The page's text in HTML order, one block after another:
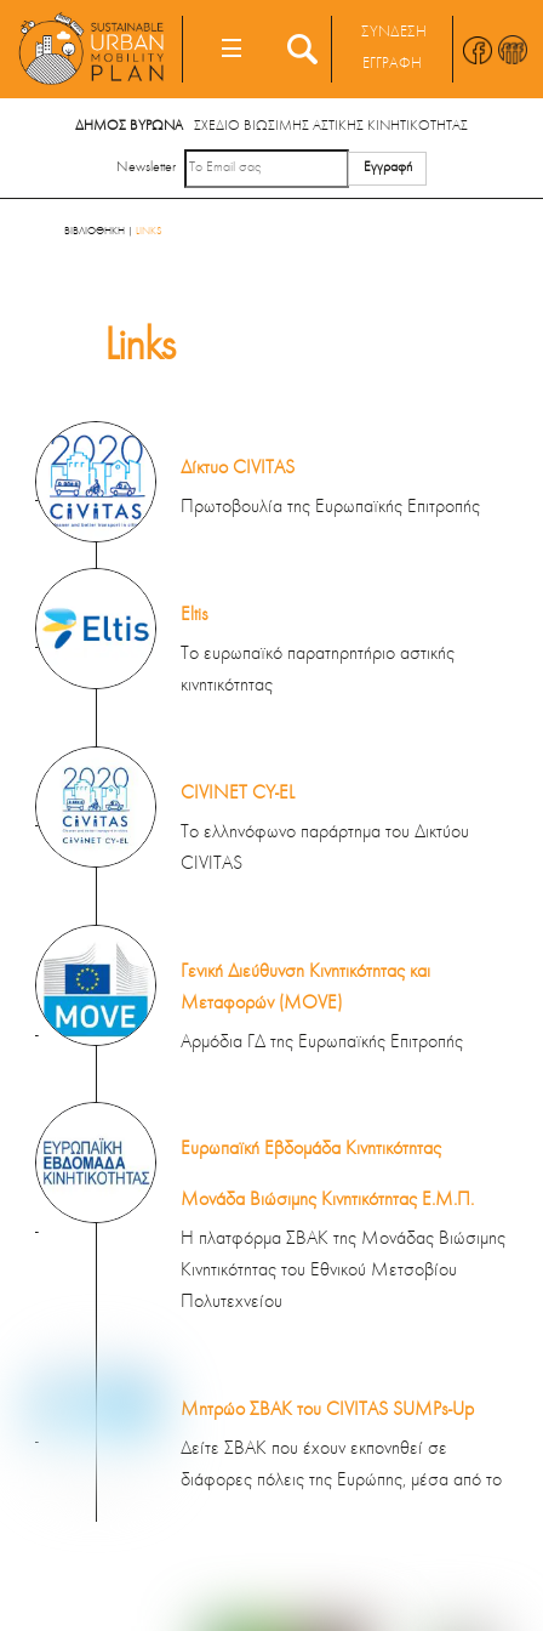
content
MENU
ΣΥΝΔΕΣΗ
ΕΓΓΡΑΦΗ
ΔΗΜΟΣ ΒΥΡΩΝΑ ΣΧΕΔΙΟ ΒΙΩΣΙΜΗΣ ΑΣΤΙΚΗΣ ΚΙΝΗΤΙΚΟΤΗΤΑΣ
Newsletter
ΒΙΒΛΙΟΘΗΚΗ LINKS
Links
Δίκτυο CIVITAS
-
Πρωτοβουλία της Ευρωπαϊκής Επιτροπής
Eltis
-
Το ευρωπαϊκό παρατηρητήριο αστικής
κινητικότητας
CIVINET CY-EL
-
Το ελληνόφωνο παράρτημα του Δικτύου
CIVITAS
Γενική Διεύθυνση Κινητικότητας και
Μεταφορών (MOVE)
-
Αρμόδια ΓΔ της Ευρωπαϊκής Επιτροπής
Ευρωπαϊκή Εβδομάδα Κινητικότητας
Μονάδα Βιώσιμης Κινητικότητας Ε.Μ.Π.
-
Η πλατφόρμα ΣΒΑΚ της Μονάδας Βιώσιμης
Κινητικότητας του Εθνικού Μετσοβίου
Πολυτεχνείου
Μητρώο ΣΒΑΚ του CIVITAS SUMPs-Up
-
Δείτε ΣΒΑΚ που έχουν εκπονηθεί σε
διάφορες πόλεις της Ευρώπης, μέσα από το